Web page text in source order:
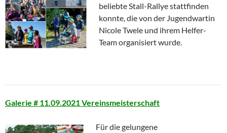
beliebte Stall-Rallye stattfinden
konnte, die von der Jugendwartin
Nicole Twele und ihrem Helfer-
Team organisiert wurde.
Galerie # 11.09.2021 Vereinsmeisterschaft
Für die gelungene